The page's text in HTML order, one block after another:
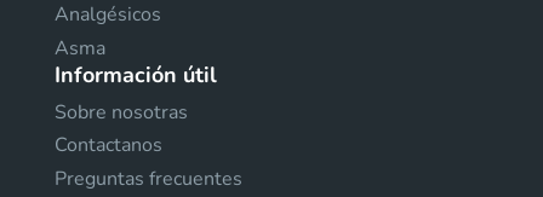
Analgésicos
Asma
Información útil
Sobre nosotras
Contactanos
Preguntas frecuentes